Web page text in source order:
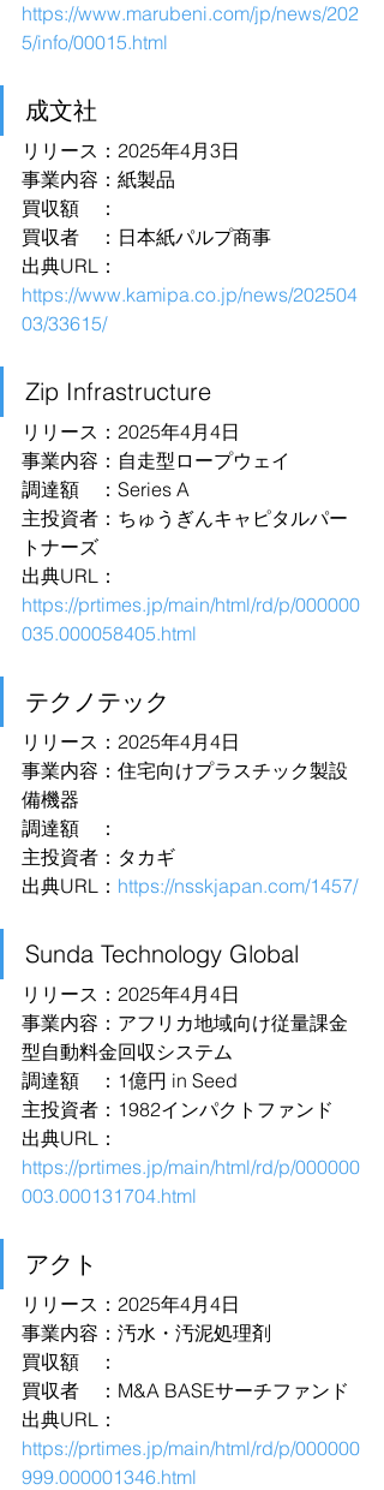
https://www.marubeni.com/jp/news/202
5/info/00015.html
成文社
リリース：2025年4月3日
事業内容：紙製品
買収額　：
買収者　：日本紙パルプ商事
出典URL：
https://www.kamipa.co.jp/news/202504
03/33615/
Zip Infrastructure
リリース：2025年4月4日
事業内容：自走型ロープウェイ
調達額　：Series A
主投資者：ちゅうぎんキャピタルパー
トナーズ
出典URL：
https://prtimes.jp/main/html/rd/p/000000
035.000058405.html
テクノテック
リリース：2025年4月4日
事業内容：住宅向けプラスチック製設
備機器
調達額　：
主投資者：タカギ
出典URL： https://nsskjapan.com/1457/
Sunda Technology Global
リリース：2025年4月4日
事業内容：アフリカ地域向け従量課金
型自動料金回収システム
調達額　：1億円 in Seed
主投資者：1982インパクトファンド
出典URL：
https://prtimes.jp/main/html/rd/p/000000
003.000131704.html
アクト
リリース：2025年4月4日
事業内容：汚水・汚泥処理剤
買収額　：
買収者　：M&A BASEサーチファンド
出典URL：
https://prtimes.jp/main/html/rd/p/000000
999.000001346.html